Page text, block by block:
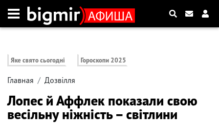
Яке свято сьогодні Гороскопи 2025
Главная Дозвілля
Лопес й Аффлек показали свою
весільну ніжність – світлини